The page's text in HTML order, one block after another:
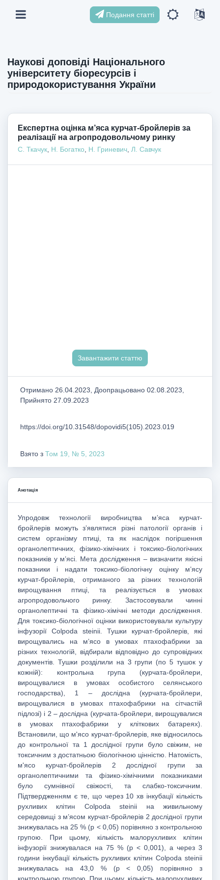
Подання статті
Наукові доповіді Національного
університету біоресурсів і
природокористування України
Експертна оцінка м’яса курчат-бройлерів за
реалізації на агропродовольчому ринку
С. Ткачук Н. Богатко Н. Гриневич Л. Савчук
Завантажити статтю
Отримано 26.04.2023, Доопрацьовано 02.08.2023,
Прийнято 27.09.2023
https://doi.org/10.31548/dopovidi5(105).2023.019
Взято з Том 19, № 5, 2023
Анотація
Упродовж технології виробництва м’яса курчат-
бройлерів можуть з’являтися різні патології органів і
систем організму птиці, та як наслідок погіршення
органолептичних, фізико-хімічних і токсико-біологічних
показників у м’ясі. Мета дослідження – визначити якісні
показники і надати токсико-біологічну оцінку м’ясу
курчат-бройлерів, отриманого за різних технологій
вирощування птиці, та реалізується в умовах
агропродовольчого ринку. Застосовували чинні
органолептичні та фізико-хімічні методи дослідження.
Для токсико-біологічної оцінки використовували культуру
інфузорії Colpoda steinii. Тушки курчат-бройлерів, які
вирощувались на м’ясо в умовах птахофабрики за
різних технологій, відбирали відповідно до супровідних
документів. Тушки розділили на 3 групи (по 5 тушок у
кожній): контрольна група (курчата-бройлери,
вирощувалися в умовах особистого селянського
господарства), 1 – дослідна (курчата-бройлери,
вирощувалися в умовах птахофабрики на сітчастій
підлозі) і 2 – дослідна (курчата-бройлери, вирощувалися
в умовах птахофабрики у кліткових батареях).
Встановили, що м'ясо курчат-бройлерів, яке відносилось
до контрольної та 1 дослідної групи було свіжим, не
токсичним з достатньою біологічною цінністю. Натомість,
м'ясо курчат-бройлерів 2 дослідної групи за
органолептичними та фізико-хімічними показниками
було сумнівної свіжості, та слабко-токсичним.
Підтвердженням є те, що через 10 хв інкубації кількість
рухливих клітин Colpoda steinii на живильному
середовищі з м’ясом курчат-бройлерів 2 дослідної групи
знижувалась на 25 % (p < 0,05) порівняно з контрольною
групою. При цьому, кількість малорухливих клітин
інфузорії знижувалася на 75 % (p < 0,001), а через 3
години інкубації кількість рухливих клітин Colpoda steinii
знижувалась на 43,0 % (p < 0,05) порівняно з